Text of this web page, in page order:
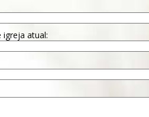
igreja atual: